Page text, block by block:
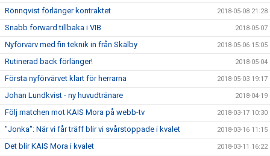
Rönnqvist förlänger kontraktet 2018-05-08 21:28
Snabb forward tillbaka i VIB 2018-05-07
Nyförvärv med fin teknik in från Skälby 2018-05-06 15:05
Rutinerad back förlänger! 2018-05-04
Första nyförvärvet klart för herrarna 2018-05-03 19:17
Johan Lundkvist - ny huvudtränare 2018-04-19
Följ matchen mot KAIS Mora på webb-tv 2018-03-17 10:30
"Jonka": När vi får träff blir vi svårstoppade i kvalet 2018-03-16 11:15
Det blir KAIS Mora i kvalet 2018-03-11 16:22